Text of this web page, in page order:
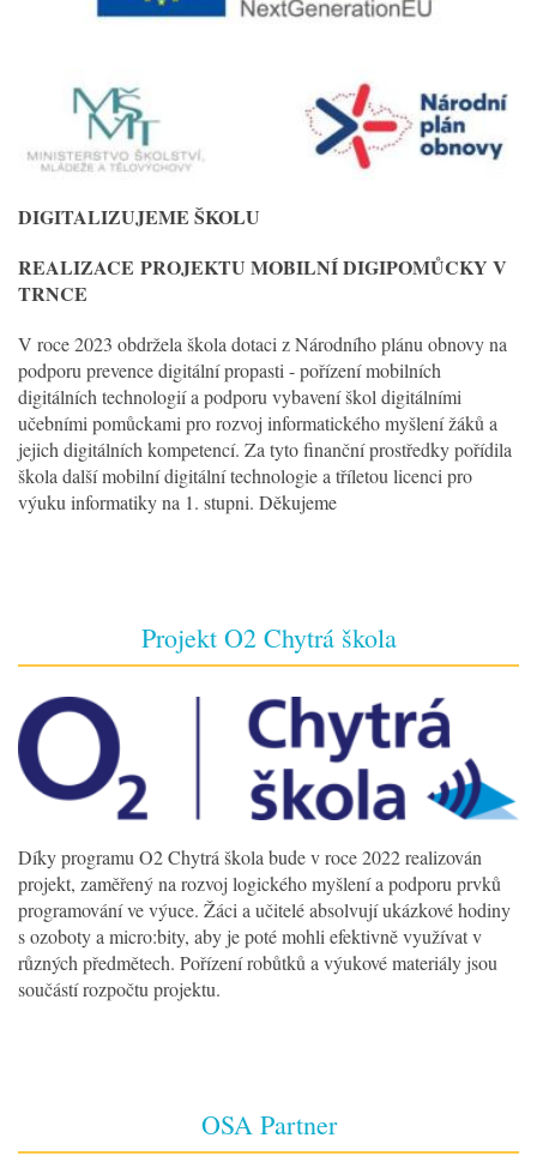
DIGITALIZUJEME ŠKOLU
REALIZACE PROJEKTU MOBILNÍ DIGIPOMŮCKY V
TRNCE
V roce 2023 obdržela škola dotaci z Národního plánu obnovy na
podporu prevence digitální propasti - pořízení mobilních
digitálních technologií a podporu vybavení škol digitálními
učebními pomůckami pro rozvoj informatického myšlení žáků a
jejich digitálních kompetencí. Za tyto finanční prostředky pořídila
škola další mobilní digitální technologie a tříletou licenci pro
výuku informatiky na 1. stupni. Děkujeme
Projekt O2 Chytrá škola
Díky programu O2 Chytrá škola bude v roce 2022 realizován
projekt, zaměřený na rozvoj logického myšlení a podporu prvků
programování ve výuce. Žáci a učitelé absolvují ukázkové hodiny
s ozoboty a micro:bity, aby je poté mohli efektivně využívat v
různých předmětech. Pořízení robůtků a výukové materiály jsou
součástí rozpočtu projektu.
OSA Partner